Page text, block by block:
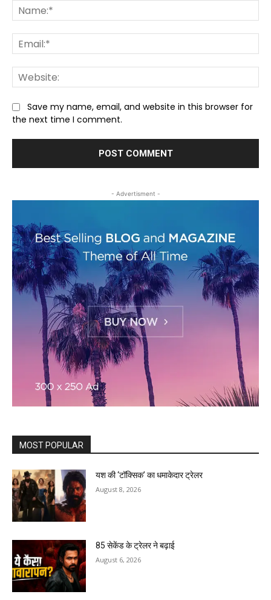
Save my name, email, and website in this browser for
the next time I comment.
- Advertisment -
MOST POPULAR
यश की ‘टॉक्सिक’ का धमाकेदार ट्रेलर
August 8, 2026
85 सेकेंड के ट्रेलर ने बढ़ाई
August 6, 2026